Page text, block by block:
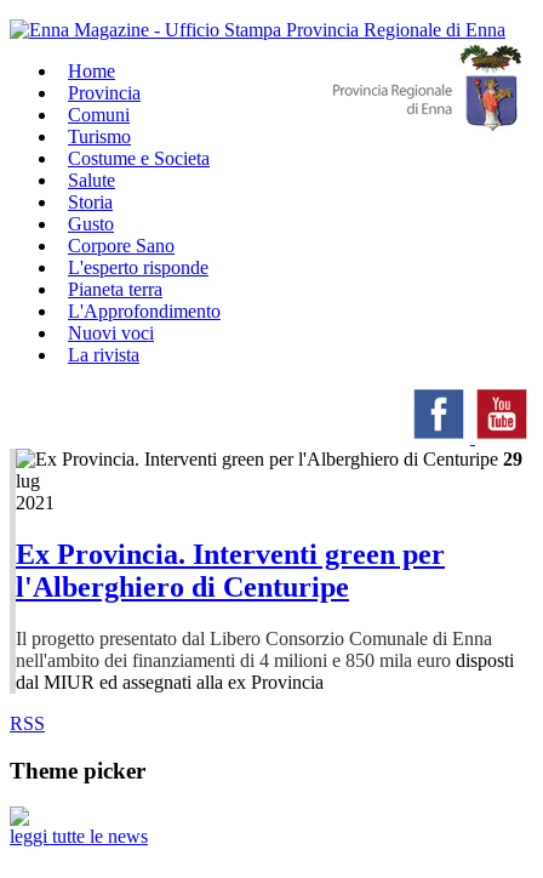
Home
Provincia
Comuni
Turismo
Costume e Societa
Salute
Storia
Gusto
Corpore Sano
L'esperto risponde
Pianeta terra
L'Approfondimento
Nuovi voci
La rivista
29
lug
2021
Ex Provincia. Interventi green per
l'Alberghiero di Centuripe
Il progetto presentato dal Libero Consorzio Comunale di Enna
nell'ambito dei finanziamenti di 4 milioni e 850 mila euro disposti
dal MIUR ed assegnati alla ex Provincia
RSS
Theme picker
leggi tutte le news